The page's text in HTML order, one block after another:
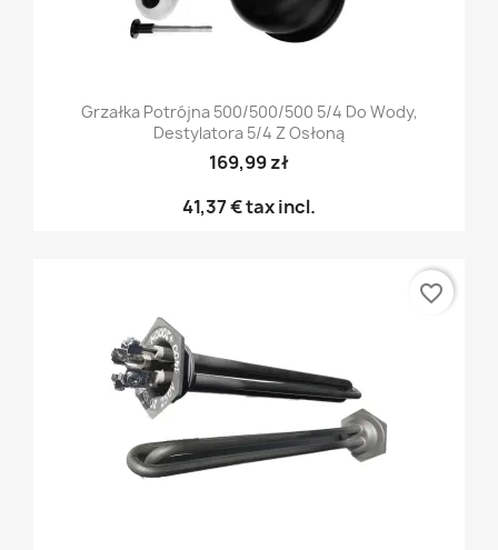
Grzałka Potrójna 500/500/500 5/4 Do Wody,
Destylatora 5/4 Z Osłoną
169,99 zł
41,37 €tax incl.
favorite_border